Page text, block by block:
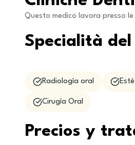
Questo medico lavora presso
Specialità
Radiología oral
Cirugía Oral
Precios y